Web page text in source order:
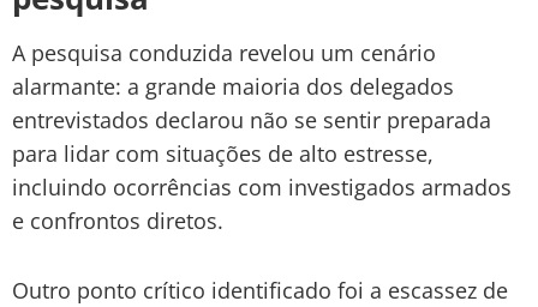
A pesquisa conduzida revelou um cenário
alarmante: a grande maioria dos delegados
entrevistados declarou não se sentir preparada
para lidar com situações de alto estresse,
incluindo ocorrências com investigados armados
e confrontos diretos.
Outro ponto crítico identificado foi a escassez de